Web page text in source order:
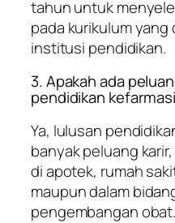
tahun untuk
pada kurikulum yang
institusi pendidikan.
3. Apakah ada
pendidikan
Ya, lulusan
banyak peluang
di apotek, rumah
maupun dalam
pengembangan obat.